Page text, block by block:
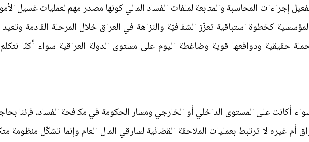
إجراءات المحاسبة والمتابعة لملفات الفساد المالي كونها مصدر مهم لعمليات غسيل
كخطوة استباقية تعزّز الشفافيّة والنزاهة في العراق خلال المرحلة القادمة وتعيد
حقيقية ودوافعها قوية وضاغطة اليوم على مستوى الدولة العراقية سواء أكنّا
أكانت على المستوى الداخلي أو الخارجي ومسار الحكومة في مكافحة الفساد، فإننا
غيره لا ترتبط بعمليات الملاحقة القضائية لسارقي المال العام وإنما تشكّل منظومة